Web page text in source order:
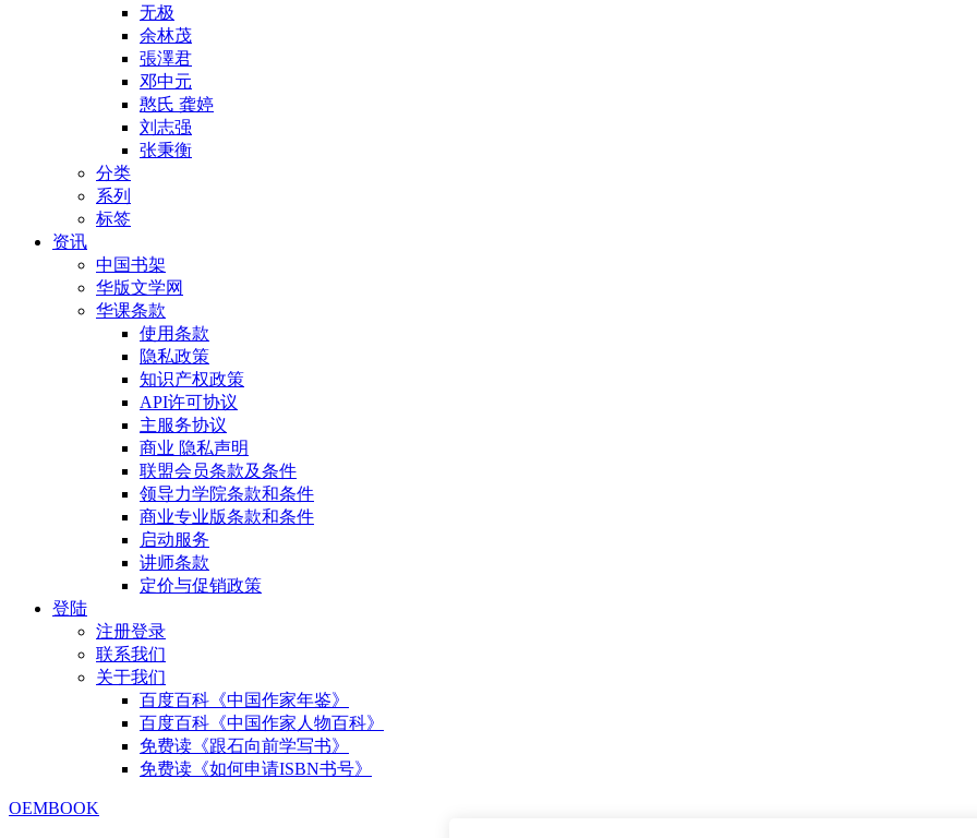
无极
余林茂
張澤君
邓中元
憨氏 龚婷
刘志强
张秉衡
分类
系列
标签
资讯
中国书架
华版文学网
华课条款
使用条款
隐私政策
知识产权政策
API许可协议
主服务协议
商业 隐私声明
联盟会员条款及条件
领导力学院条款和条件
商业专业版条款和条件
启动服务
讲师条款
定价与促销政策
登陆
注册登录
联系我们
关于我们
百度百科《中国作家年鉴》
百度百科《中国作家人物百科》
免费读《跟石向前学写书》
免费读《如何申请ISBN书号》
OEMBOOK